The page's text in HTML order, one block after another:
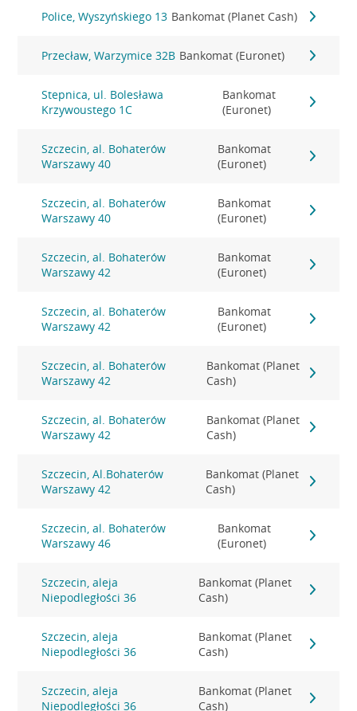
Police, Wyszyńskiego 13 Bankomat (Planet Cash)
Przecław, Warzymice 32B Bankomat (Euronet)
Stepnica, ul. Bolesława
Krzywoustego 1C
Bankomat
(Euronet)
Szczecin, al. Bohaterów
Warszawy 40
Bankomat
(Euronet)
Szczecin, al. Bohaterów
Warszawy 40
Bankomat
(Euronet)
Szczecin, al. Bohaterów
Warszawy 42
Bankomat
(Euronet)
Szczecin, al. Bohaterów
Warszawy 42
Bankomat
(Euronet)
Szczecin, al. Bohaterów
Warszawy 42
Bankomat (Planet
Cash)
Szczecin, al. Bohaterów
Warszawy 42
Bankomat (Planet
Cash)
Szczecin, Al.Bohaterów
Warszawy 42
Bankomat (Planet
Cash)
Szczecin, al. Bohaterów
Warszawy 46
Bankomat
(Euronet)
Szczecin, aleja
Niepodległości 36
Bankomat (Planet
Cash)
Szczecin, aleja
Niepodległości 36
Bankomat (Planet
Cash)
Szczecin, aleja
Niepodległości 36
Bankomat (Planet
Cash)